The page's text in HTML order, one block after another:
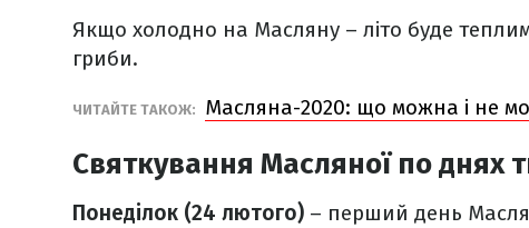
Якщо холодно на Масляну – літо буде
гриби.
ЧИТАЙТЕ ТАКОЖ: Масляна-2020: що можна і не
Святкування Масляної по днях
Понеділок (24 лютого) – перший день